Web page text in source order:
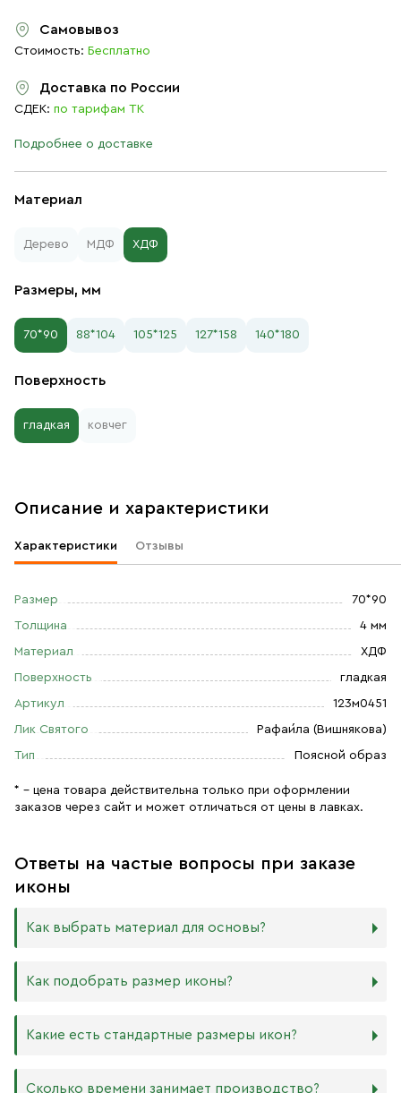
Материал
Дерево МДФ ХДФ
Размеры, мм
70*90 88*104 105*125 127*158 140*180
Поверхность
гладкая ковчег
Самовывоз
Стоимость: Бесплатно
Доставка по России
СДЕК: по тарифам ТК
Подробнее о доставке
Описание и характеристики
Характеристики Отзывы
Размер 70*90
Толщина 4 мм
Материал ХДФ
Поверхность гладкая
Артикул 123м0451
Лик Святого Рафаи́ла (Вишнякова)
Тип Поясной образ
* – цена товара действительна только при оформлении
заказов через сайт и может отличаться от цены в лавках.
Ответы на частые вопросы при заказе
иконы
Как выбрать материал для основы?
Мы изготавливаем иконы на трёх разных видах досок:
МДФ. Ламинированная древесно-стружечная плита —
Как подобрать размер иконы?
Никаких строгих правил по тому, какого размера
иконостас, можно ориентироваться на него.
Какие есть стандартные размеры икон?
Сколько времени занимает производство?